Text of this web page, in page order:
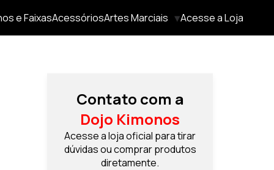
e FaixasAcessóriosArtes Marciais Acesse a Loja
Contato com a
Dojo Kimonos
Acesse a loja oficial para tirar
dúvidas ou comprar produtos
diretamente.